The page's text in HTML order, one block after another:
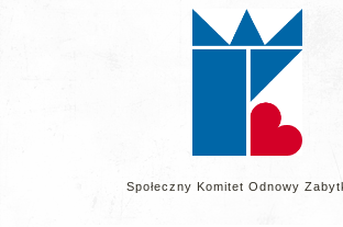
Społeczny Komitet Odnowy